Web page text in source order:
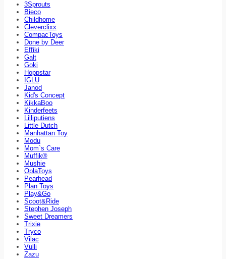
3Sprouts
Bieco
Childhome
Cleverclixx
CompacToys
Done by Deer
Effiki
Galt
Goki
Hoppstar
IGLU
Janod
Kid's Concept
KikkaBoo
Kinderfeets
Lilliputiens
Little Dutch
Manhattan Toy
Modu
Mom`s Care
Muffik®
Mushie
OplaToys
Pearhead
Plan Toys
Play&Go
Scoot&Ride
Stephen Joseph
Sweet Dreamers
Trixie
Tryco
Vilac
Vulli
Zazu